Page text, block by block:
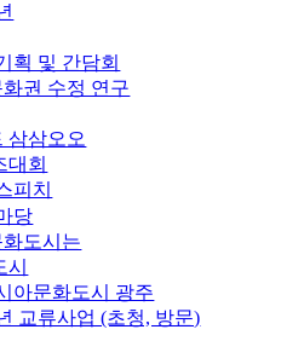
획 및 간담회
화권 수정 연구
삼삼오오
대회
피치
당
도시는
아문화도시 광주
교류사업 (초청, 방문)